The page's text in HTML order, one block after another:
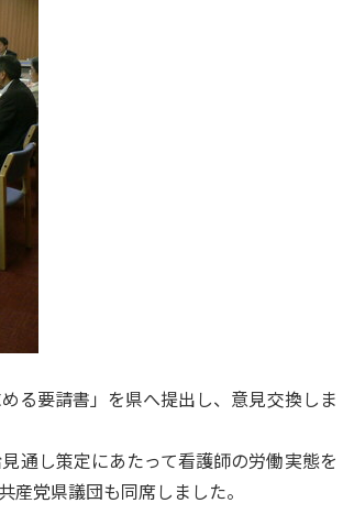
る要請書」を県へ提出し、意見交換しま
し策定にあたって看護師の労働実態を
党県議団も同席しました。